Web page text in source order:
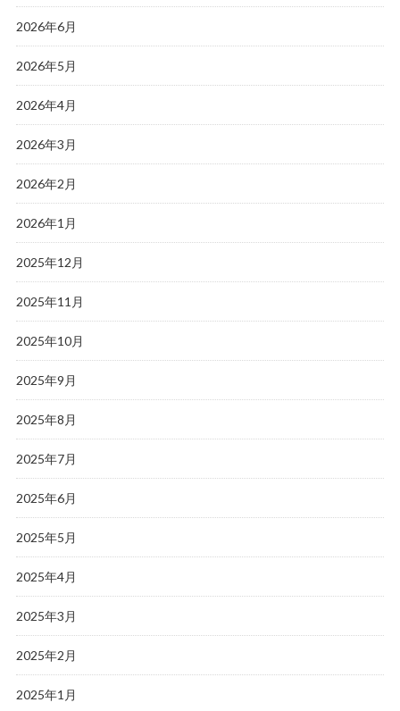
2026年6月
2026年5月
2026年4月
2026年3月
2026年2月
2026年1月
2025年12月
2025年11月
2025年10月
2025年9月
2025年8月
2025年7月
2025年6月
2025年5月
2025年4月
2025年3月
2025年2月
2025年1月